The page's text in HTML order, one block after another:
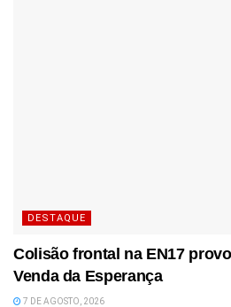
DESTAQUE
Colisão frontal na EN17
Venda da Esperança
7 DE AGOSTO, 2026